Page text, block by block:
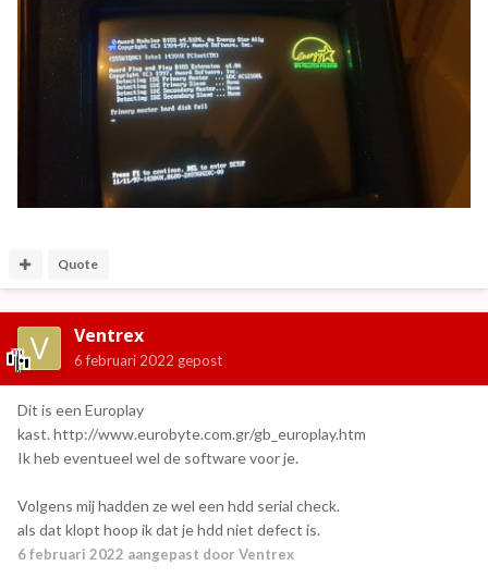
Quote
Ventrex
6 februari 2022 gepost
Dit is een Europlay
kast. http://www.eurobyte.com.gr/gb_europlay.htm
Ik heb eventueel wel de software voor je.
Volgens mij hadden ze wel een hdd serial check.
als dat klopt hoop ik dat je hdd niet defect is.
6 februari 2022 aangepast door Ventrex